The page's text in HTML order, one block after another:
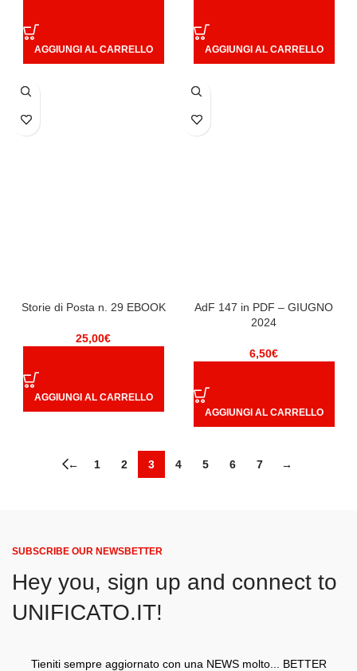
AGGIUNGI AL CARRELLO AGGIUNGI AL CARRELLO
Storie di Posta n. 29 EBOOK
25,00€
AGGIUNGI AL CARRELLO
AdF 147 in PDF – GIUGNO
2024
6,50€
AGGIUNGI AL CARRELLO
← 1 2 3 4 5 6 7 →
SUBSCRIBE OUR NEWSBETTER
Hey you, sign up and connect to
UNIFICATO.IT!
Tieniti sempre aggiornato con una NEWS molto... BETTER